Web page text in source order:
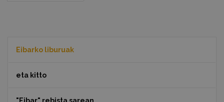
Eibarko liburuak
eta kitto